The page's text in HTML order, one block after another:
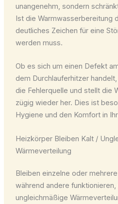
unangenehm, sondern
Ist die Warmwasserbereitung
deutliches Zeichen für eine
werden muss.
Ob es sich um einen Defekt
dem Durchlauferhitzer
die Fehlerquelle und stellt die
zügig wieder her. Dies ist
Hygiene und den Komfort in
Heizkörper Bleiben Kalt /
Wärmeverteilung
Bleiben einzelne oder
während andere
ungleichmäßige